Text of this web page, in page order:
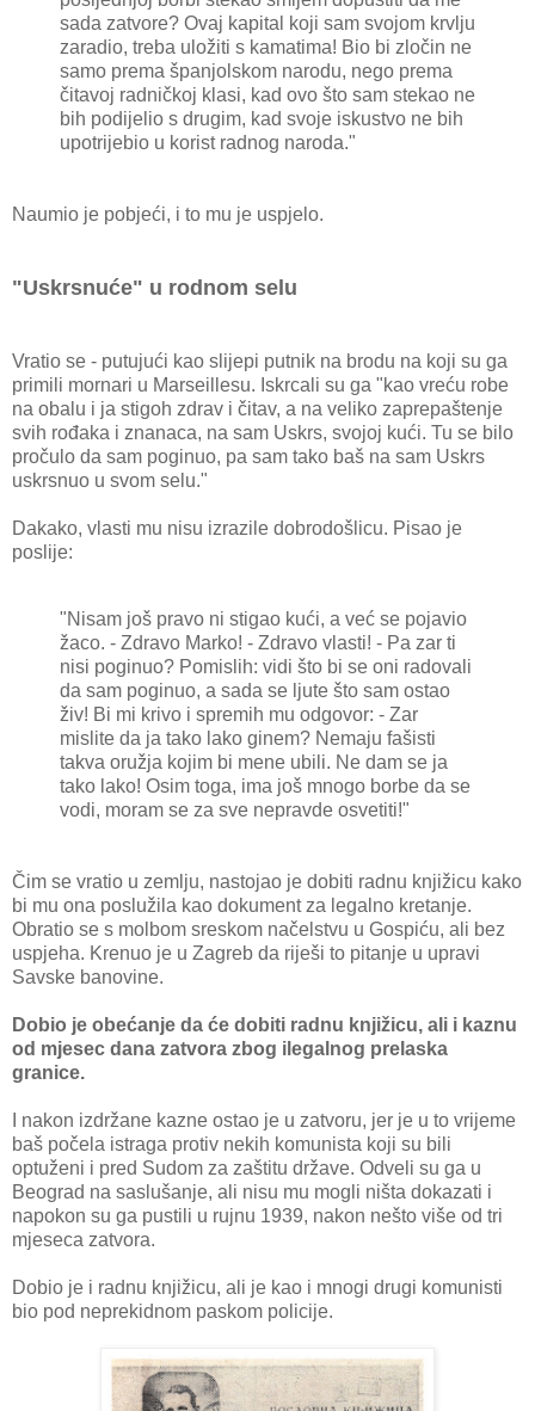
sada zatvore? Ovaj kapital koji sam svojom krvlju
zaradio, treba uložiti s kamatima! Bio bi zločin ne
samo prema španjolskom narodu, nego prema
čitavoj radničkoj klasi, kad ovo što sam stekao ne
bih podijelio s drugim, kad svoje iskustvo ne bih
upotrijebio u korist radnog naroda."
Naumio je pobjeći, i to mu je uspjelo.
"Uskrsnuće" u rodnom selu
Vratio se - putujući kao slijepi putnik na brodu na koji su ga
primili mornari u Marseillesu. Iskrcali su ga "kao vreću robe
na obalu i ja stigoh zdrav i čitav, a na veliko zaprepaštenje
svih rođaka i znanaca, na sam Uskrs, svojoj kući. Tu se bilo
pročulo da sam poginuo, pa sam tako baš na sam Uskrs
uskrsnuo u svom selu."
Dakako, vlasti mu nisu izrazile dobrodošlicu. Pisao je
poslije:
"Nisam još pravo ni stigao kući, a već se pojavio
žaco. - Zdravo Marko! - Zdravo vlasti! - Pa zar ti
nisi poginuo? Pomislih: vidi što bi se oni radovali
da sam poginuo, a sada se ljute što sam ostao
živ! Bi mi krivo i spremih mu odgovor: - Zar
mislite da ja tako lako ginem? Nemaju fašisti
takva oružja kojim bi mene ubili. Ne dam se ja
tako lako! Osim toga, ima još mnogo borbe da se
vodi, moram se za sve nepravde osvetiti!"
Čim se vratio u zemlju, nastojao je dobiti radnu knjižicu kako
bi mu ona poslužila kao dokument za legalno kretanje.
Obratio se s molbom sreskom načelstvu u Gospiću, ali bez
uspjeha. Krenuo je u Zagreb da riješi to pitanje u upravi
Savske banovine.
Dobio je obećanje da će dobiti radnu knjižicu, ali i kaznu
od mjesec dana zatvora zbog ilegalnog prelaska
granice.
I nakon izdržane kazne ostao je u zatvoru, jer je u to vrijeme
baš počela istraga protiv nekih komunista koji su bili
optuženi i pred Sudom za zaštitu države. Odveli su ga u
Beograd na saslušanje, ali nisu mu mogli ništa dokazati i
napokon su ga pustili u rujnu 1939, nakon nešto više od tri
mjeseca zatvora.
Dobio je i radnu knjižicu, ali je kao i mnogi drugi komunisti
bio pod neprekidnom paskom policije.